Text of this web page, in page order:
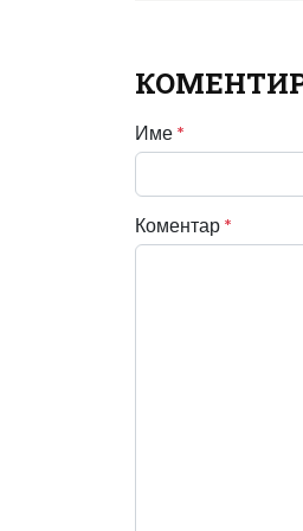
Име *
Коментар *